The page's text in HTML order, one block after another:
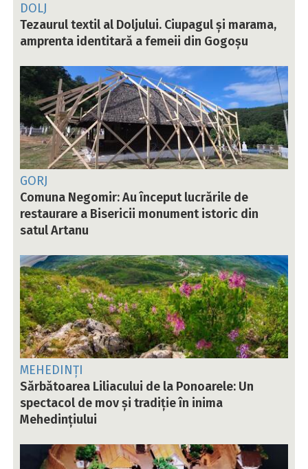
DOLJ
Tezaurul textil al Doljului. Ciupagul și marama,
amprenta identitară a femeii din Gogoșu
GORJ
Comuna Negomir: Au început lucrările de
restaurare a Bisericii monument istoric din
satul Artanu
MEHEDINȚI
Sărbătoarea Liliacului de la Ponoarele: Un
spectacol de mov și tradiție în inima
Mehedințiului